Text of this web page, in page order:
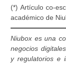
(*) Artículo co-
académico de
Niubox es una
negocios
y regulatorios e